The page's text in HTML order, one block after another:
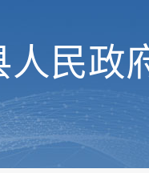
人民政